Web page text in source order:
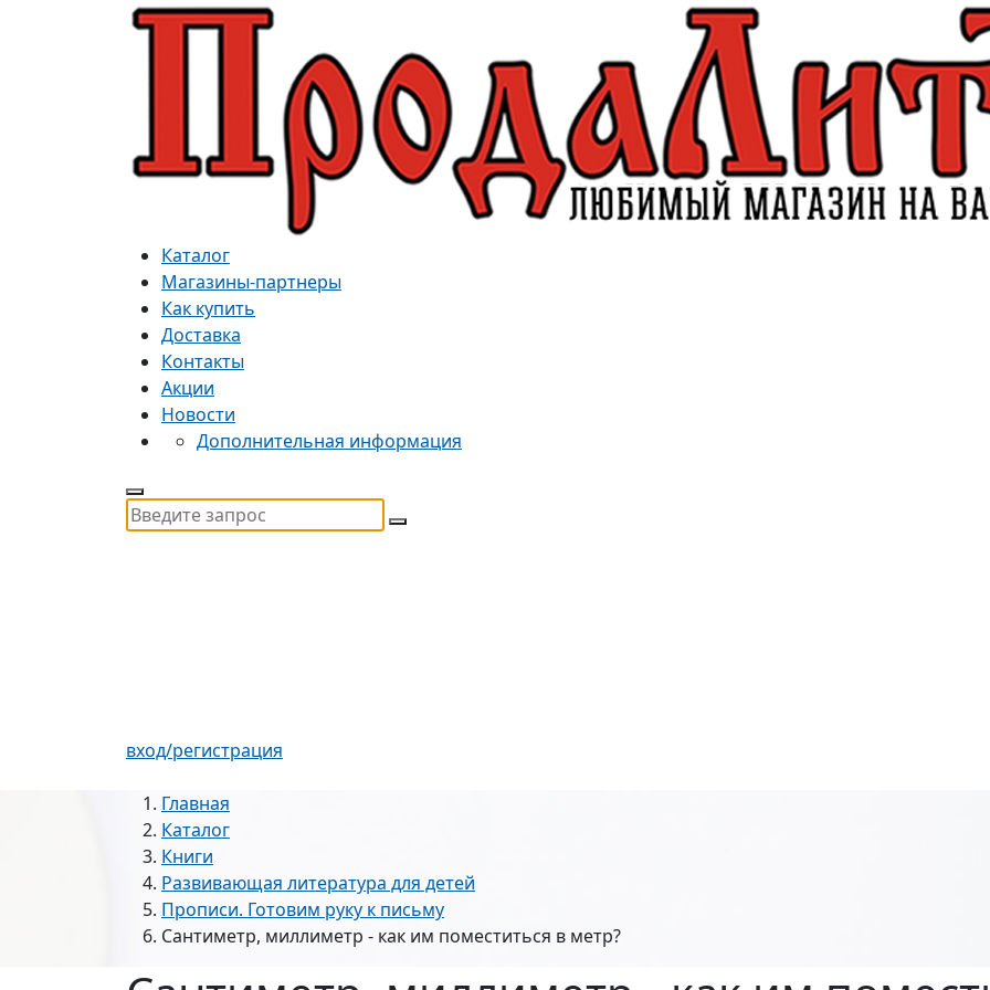
Каталог
Магазины-партнеры
Как купить
Доставка
Контакты
Акции
Новости
Дополнительная информация
вход/регистрация
Главная
Каталог
Книги
Развивающая литература для детей
Прописи. Готовим руку к письму
Сантиметр, миллиметр - как им поместиться в метр?